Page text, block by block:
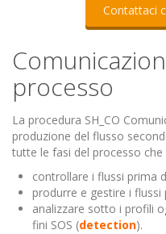
Contattaci
processo
La procedura SH_CO
produzione del flusso
tutte le fasi del processo
controllare i flussi prima
produrre e gestire i
analizzare sotto i profili
fini SOS (detection).